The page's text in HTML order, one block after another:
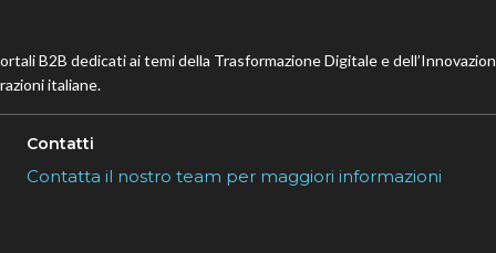
B2B dedicati ai temi della Trasformazione Digitale e
italiane.
Contatti
Contatta il nostro team per maggiori informazioni